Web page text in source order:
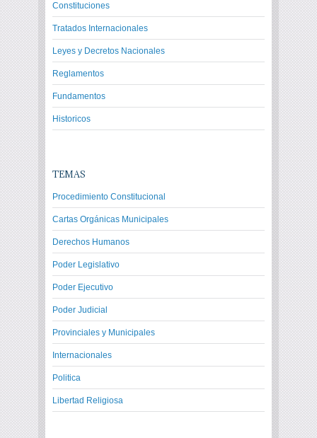
Constituciones
Tratados Internacionales
Leyes y Decretos Nacionales
Reglamentos
Fundamentos
Historicos
TEMAS
Procedimiento Constitucional
Cartas Orgánicas Municipales
Derechos Humanos
Poder Legislativo
Poder Ejecutivo
Poder Judicial
Provinciales y Municipales
Internacionales
Politica
Libertad Religiosa